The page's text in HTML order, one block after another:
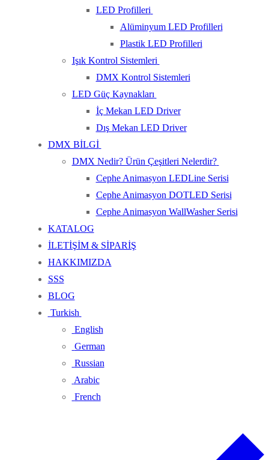
LED Profilleri
Alüminyum LED Profilleri
Plastik LED Profilleri
Işık Kontrol Sistemleri
DMX Kontrol Sistemleri
LED Güç Kaynakları
İç Mekan LED Driver
Dış Mekan LED Driver
DMX BİLGİ
DMX Nedir? Ürün Çeşitleri Nelerdir?
Cephe Animasyon LEDLine Serisi
Cephe Animasyon DOTLED Serisi
Cephe Animasyon WallWasher Serisi
KATALOG
İLETİŞİM & SİPARİŞ
HAKKIMIZDA
SSS
BLOG
Turkish
English
German
Russian
Arabic
French